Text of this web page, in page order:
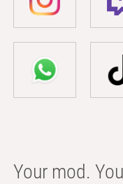
Your mod.